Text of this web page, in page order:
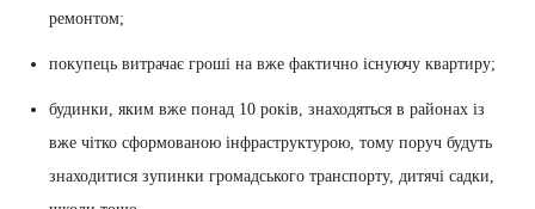
ремонтом;
покупець витрачає гроші на вже фактично існуючу квартиру;
будинки, яким вже понад 10 років, знаходяться в районах із
вже чітко сформованою інфраструктурою, тому поруч будуть
знаходитися зупинки громадського транспорту, дитячі садки,